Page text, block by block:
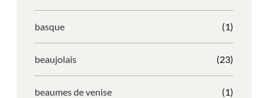
basque (1)
beaujolais (23)
beaumes de venise (1)